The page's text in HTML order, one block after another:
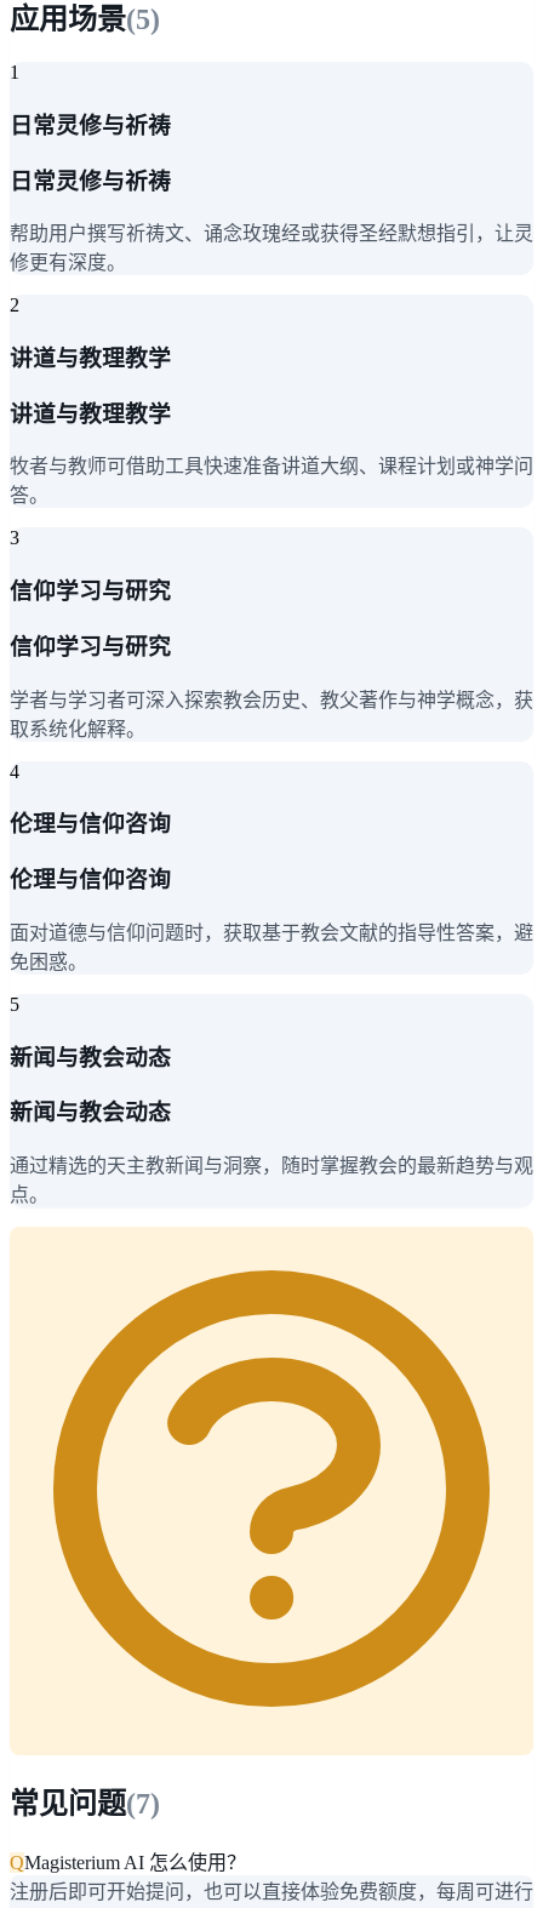
应用场景(5)
1
日常灵修与祈祷
日常灵修与祈祷
帮助用户撰写祈祷文、诵念玫瑰经或获得圣经默想指引，让灵
修更有深度。
2
讲道与教理教学
讲道与教理教学
牧者与教师可借助工具快速准备讲道大纲、课程计划或神学问
答。
3
信仰学习与研究
信仰学习与研究
学者与学习者可深入探索教会历史、教父著作与神学概念，获
取系统化解释。
4
伦理与信仰咨询
伦理与信仰咨询
面对道德与信仰问题时，获取基于教会文献的指导性答案，避
免困惑。
5
新闻与教会动态
新闻与教会动态
通过精选的天主教新闻与洞察，随时掌握教会的最新趋势与观
点。
常见问题(7)
QMagisterium AI 怎么使用？
注册后即可开始提问，也可以直接体验免费额度，每周可进行